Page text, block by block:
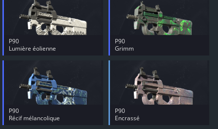
P90
Lumière éolienne
P90
Grimm
P90
Récif mélancolique
P90
Encrassé